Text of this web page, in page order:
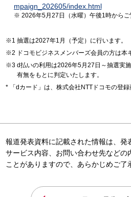
mpaign_202605/index.html
2026年5月27日（水曜）午後1時からご
抽選は2027年1月（予定）に行います。
ドコモビジネスメンバーズ会員の方は本
d払いの利用は2026年5月27日～抽選実
有無をもとに判定いたします。
「dカード」は、株式会社NTTドコモの登録
報道発表資料に記載された情報は、発
サービス内容、お問い合わせ先などの
ことがありますので、あらかじめご了